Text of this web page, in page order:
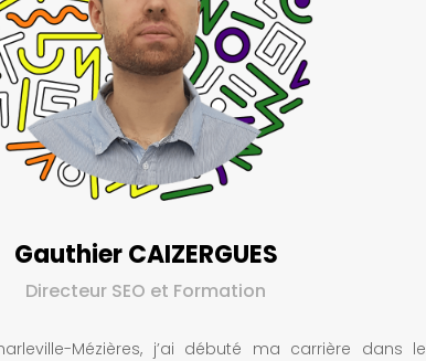
Gauthier CAIZERGUES
Directeur SEO et Formation
Mézières, j’ai débuté ma carrière dans le